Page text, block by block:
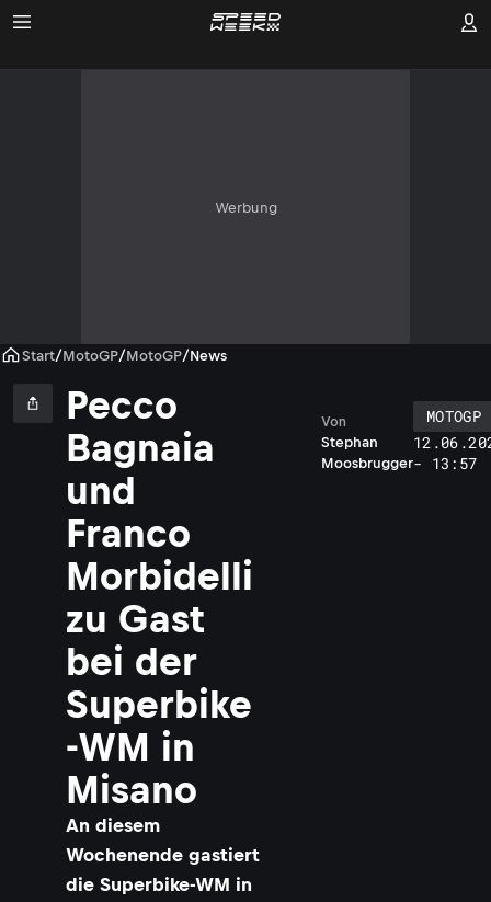
Werbung
Start/MotoGP/MotoGP/News
Pecco
Bagnaia
und
Franco
Morbidelli
zu Gast
bei der
Superbike
-WM in
Misano
An diesem
Wochenende gastiert
die Superbike-WM in
Stephan
Moosbrugger
Von
MOTOGP
- 13:57